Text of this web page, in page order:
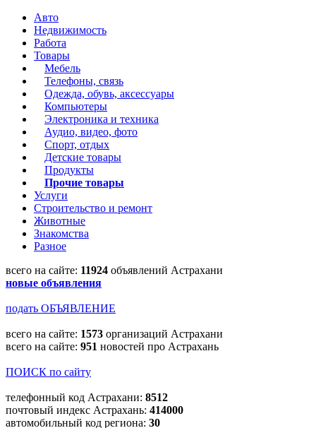
Авто
Недвижимость
Работа
Товары
Мебель
Телефоны, связь
Одежда, обувь, аксессуары
Компьютеры
Электроника и техника
Аудио, видео, фото
Спорт, отдых
Детские товары
Продукты
Прочие товары
Услуги
Строительство и ремонт
Животные
Знакомства
Разное
всего на сайте: 11924 объявлений Астрахани
новые объявления
подать ОБЪЯВЛЕНИЕ
всего на сайте: 1573 организаций Астрахани
всего на сайте: 951 новостей про Астрахань
ПОИСК по сайту
телефонный код Астрахани: 8512
почтовый индекс Астрахань: 414000
автомобильный код региона: 30